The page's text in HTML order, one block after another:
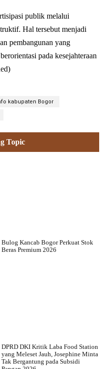
publik melalui
Hal tersebut menjadi
pembangunan yang
pada kesejahteraan
kabupaten Bogor
Topic
Bulog Kancab Bogor Perkuat Stok
Beras Premium 2026
DPRD DKI Kritik Laba Food Station
yang Meleset Jauh, Josephine Minta
Tak Bergantung pada Subsidi